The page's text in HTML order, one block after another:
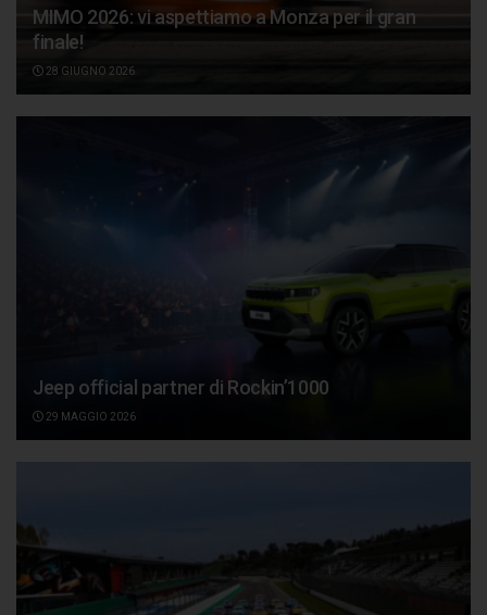
MIMO 2026: vi aspettiamo a Monza per il gran
finale!
28 GIUGNO 2026
Jeep official partner di Rockin’1000
29 MAGGIO 2026